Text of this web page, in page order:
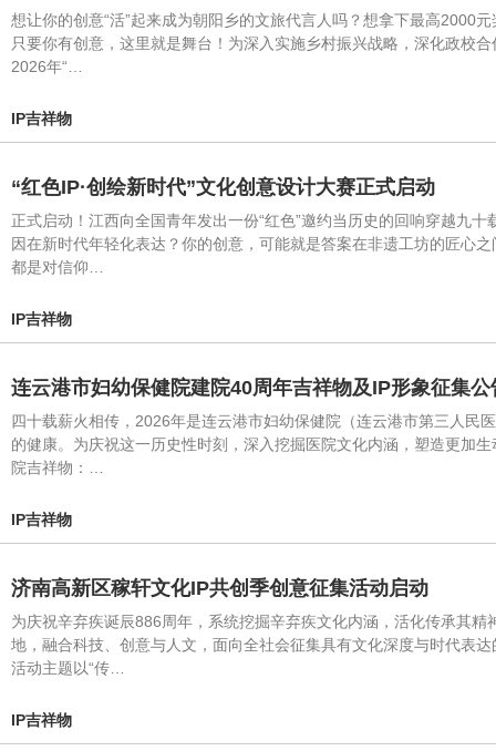
想让你的创意“活”起来成为朝阳乡的文旅代言人吗？想拿下最高2000
只要你有创意，这里就是舞台！为深入实施乡村振兴战略，深化政校
2026年“…
IP吉祥物
“红色IP·创绘新时代”文化创意设计大赛正式启动
正式启动！江西向全国青年发出一份“红色”邀约当历史的回响穿越九
因在新时代年轻化表达？你的创意，可能就是答案在非遗工坊的匠
都是对信仰…
IP吉祥物
连云港市妇幼保健院建院40周年吉祥物及IP形象征集公
四十载薪火相传，2026年是连云港市妇幼保健院（连云港市第三人民
的健康。为庆祝这一历史性时刻，深入挖掘医院文化内涵，塑造更加
院吉祥物：…
IP吉祥物
济南高新区稼轩文化IP共创季创意征集活动启动
为庆祝辛弃疾诞辰886周年，系统挖掘辛弃疾文化内涵，活化传承其
地，融合科技、创意与人文，面向全社会征集具有文化深度与时代表
活动主题以“传…
IP吉祥物